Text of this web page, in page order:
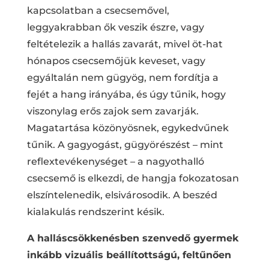
kapcsolatban a csecsemővel,
leggyakrabban ők veszik észre, vagy
feltételezik a hallás zavarát, mivel öt-hat
hónapos csecsemőjük keveset, vagy
egyáltalán nem gügyög, nem fordítja a
fejét a hang irányába, és úgy tűnik, hogy
viszonylag erős zajok sem zavarják.
Magatartása közönyösnek, egykedvűnek
tűnik. A gagyogást, gügyörészést – mint
reflextevékenységet – a nagyothalló
csecsemő is elkezdi, de hangja fokozatosan
elszíntelenedik, elsivárosodik. A beszéd
kialakulás rendszerint késik.
A halláscsökkenésben szenvedő gyermek
inkább vizuális beállítottságú, feltűnően